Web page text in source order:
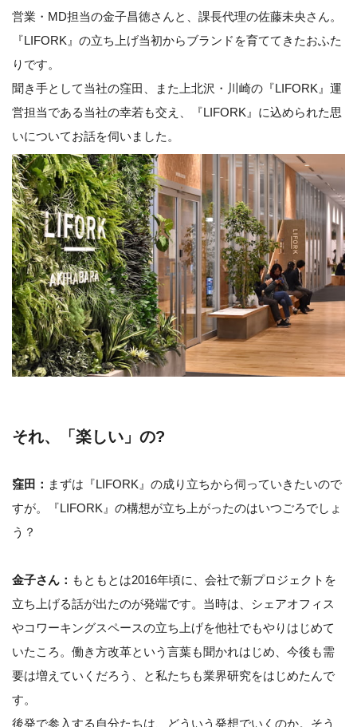
営業・MD担当の金子昌徳さんと、課長代理の佐藤未央さん。
『LIFORK』の立ち上げ当初からブランドを育ててきたおふた
りです。
聞き手として当社の窪田、また上北沢・川崎の『LIFORK』運
営担当である当社の幸若も交え、『LIFORK』に込められた思
いについてお話を伺いました。
それ、「楽しい」の?
窪田： まずは『LIFORK』の成り立ちから伺っていきたいので
すが。『LIFORK』の構想が立ち上がったのはいつごろでしょ
う？
金子さん： もともとは2016年頃に、会社で新プロジェクトを
立ち上げる話が出たのが発端です。当時は、シェアオフィス
やコワーキングスペースの立ち上げを他社でもやりはじめて
いたころ。働き方改革という言葉も聞かれはじめ、今後も需
要は増えていくだろう、と私たちも業界研究をはじめたんで
す。
後発で参入する自分たちは、どういう発想でいくのか。そう